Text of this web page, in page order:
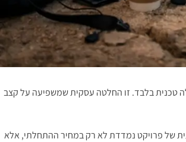
טכנית בלבד. זו החלטה עסקית שמשפיעה על קצב
של פרויקט נמדדת לא רק במחיר ההתחלתי, אלא